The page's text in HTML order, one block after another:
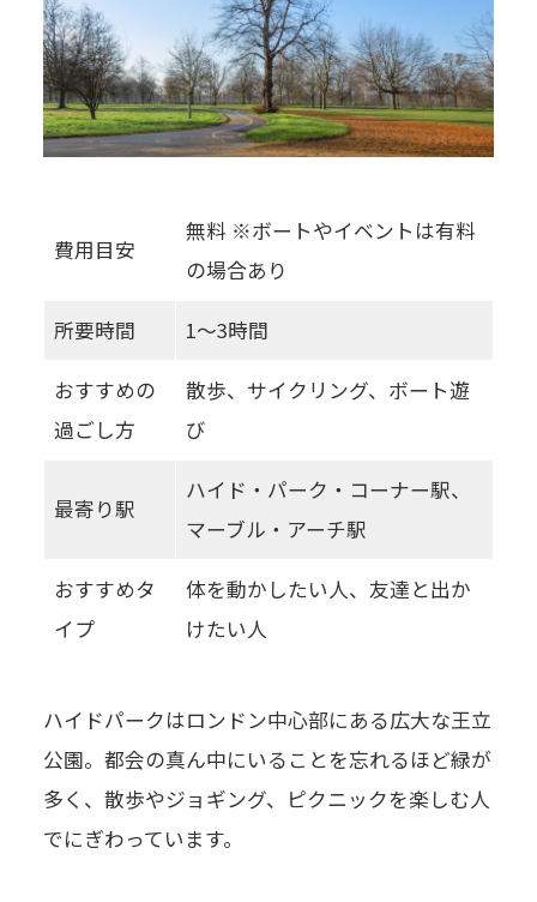
費用目安
無料 ※ボートやイベントは有料
の場合あり
所要時間 1〜3時間
おすすめの
過ごし方
散歩、サイクリング、ボート遊
び
最寄り駅
ハイド・パーク・コーナー駅、
マーブル・アーチ駅
おすすめタ
イプ
体を動かしたい人、友達と出か
けたい人
ハイドパークはロンドン中心部にある広大な王立
公園。都会の真ん中にいることを忘れるほど緑が
多く、散歩やジョギング、ピクニックを楽しむ人
でにぎわっています。